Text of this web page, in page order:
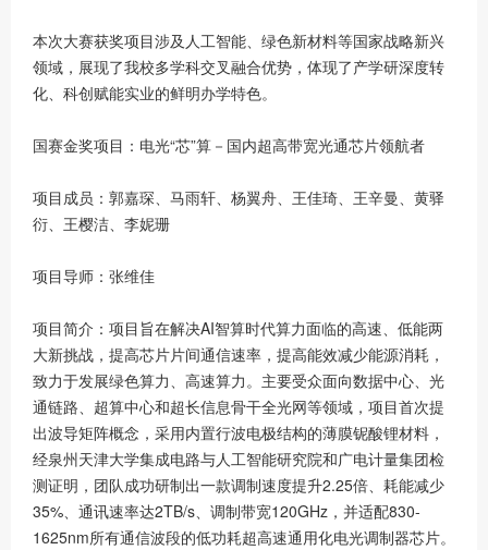
本次大赛获奖项目涉及人工智能、绿色新材料等国家战略新兴
领域，展现了我校多学科交叉融合优势，体现了产学研深度转
化、科创赋能实业的鲜明办学特色。
国赛金奖项目：电光“芯”算－国内超高带宽光通芯片领航者
项目成员：郭嘉琛、马雨轩、杨翼舟、王佳琦、王辛曼、黄驿
衍、王樱洁、李妮珊
项目导师：张维佳
项目简介：项目旨在解决AI智算时代算力面临的高速、低能两
大新挑战，提高芯片片间通信速率，提高能效减少能源消耗，
致力于发展绿色算力、高速算力。主要受众面向数据中心、光
通链路、超算中心和超长信息骨干全光网等领域，项目首次提
出波导矩阵概念，采用内置行波电极结构的薄膜铌酸锂材料，
经泉州天津大学集成电路与人工智能研究院和广电计量集团检
测证明，团队成功研制出一款调制速度提升2.25倍、耗能减少
35%、通讯速率达2TB/s、调制带宽120GHz，并适配830-
1625nm所有通信波段的低功耗超高速通用化电光调制器芯片。